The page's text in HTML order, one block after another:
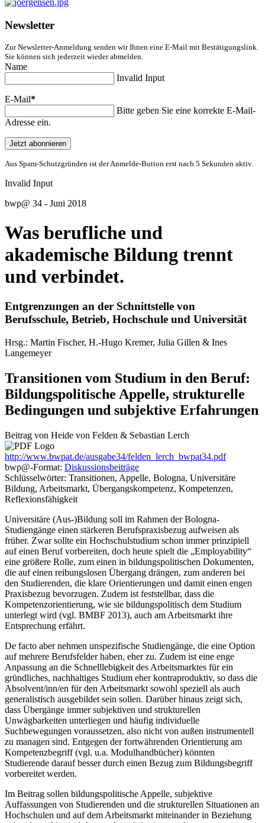
Newsletter
Zur Newsletter-Anmeldung senden wir Ihnen eine E-Mail mit Bestätigungslink.
Sie können sich jederzeit wieder abmelden.
Name
Invalid Input
E-Mail*
Bitte geben Sie eine korrekte E-Mail-
Adresse ein.
Jetzt abonnieren
Aus Spam-Schutzgründen ist der Anmelde-Button erst nach 5 Sekunden aktiv.
Invalid Input
bwp@ 34 - Juni 2018
Was berufliche und
akademische Bildung trennt
und verbindet.
Entgrenzungen an der Schnittstelle von
Berufsschule, Betrieb, Hochschule und Universität
Hrsg.: Martin Fischer, H.-Hugo Kremer, Julia Gillen & Ines
Langemeyer
Transitionen vom Studium in den Beruf:
Bildungspolitische Appelle, strukturelle
Bedingungen und subjektive Erfahrungen
Beitrag von Heide von Felden & Sebastian Lerch
http://www.bwpat.de/ausgabe34/felden_lerch_bwpat34.pdf
bwp@-Format: Diskussionsbeiträge
Schlüsselwörter: Transitionen, Appelle, Bologna, Universitäre
Bildung, Arbeitsmarkt, Übergangskompetenz, Kompetenzen,
Reflexionsfähigkeit
Universitäre (Aus-)Bildung soll im Rahmen der Bologna-
Studiengänge einen stärkeren Berufspraxisbezug aufweisen als
früher. Zwar sollte ein Hochschulstudium schon immer prinzipiell
auf einen Beruf vorbereiten, doch heute spielt die „Employability“
eine größere Rolle, zum einen in bildungspolitischen Dokumenten,
die auf einen reibungslosen Übergang drängen, zum anderen bei
den Studierenden, die klare Orientierungen und damit einen engen
Praxisbezug bevorzugen. Zudem ist feststellbar, dass die
Kompetenzorientierung, wie sie bildungspolitisch dem Studium
unterlegt wird (vgl. BMBF 2013), auch am Arbeitsmarkt ihre
Entsprechung erfährt.
De facto aber nehmen unspezifische Studiengänge, die eine Option
auf mehrere Berufsfelder haben, eher zu. Zudem ist eine enge
Anpassung an die Schnelllebigkeit des Arbeitsmarktes für ein
gründliches, nachhaltiges Studium eher kontraproduktiv, so dass die
Absolvent/inn/en für den Arbeitsmarkt sowohl speziell als auch
generalistisch ausgebildet sein sollen. Darüber hinaus zeigt sich,
dass Übergänge immer subjektiven und strukturellen
Unwägbarkeiten unterliegen und häufig individuelle
Suchbewegungen voraussetzen, also nicht von außen instrumentell
zu managen sind. Entgegen der fortwährenden Orientierung am
Kompetenzbegriff (vgl. u.a. Modulhandbücher) könnten
Studierende darauf besser durch einen Bezug zum Bildungsbegriff
vorbereitet werden.
Im Beitrag sollen bildungspolitische Appelle, subjektive
Auffassungen von Studierenden und die strukturellen Situationen an
Hochschulen und auf dem Arbeitsmarkt miteinander in Beziehung